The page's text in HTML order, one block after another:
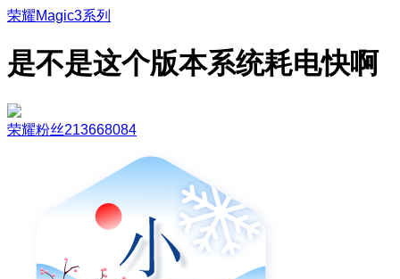
荣耀Magic3系列
是不是这个版本系统耗电快啊
荣耀粉丝213668084